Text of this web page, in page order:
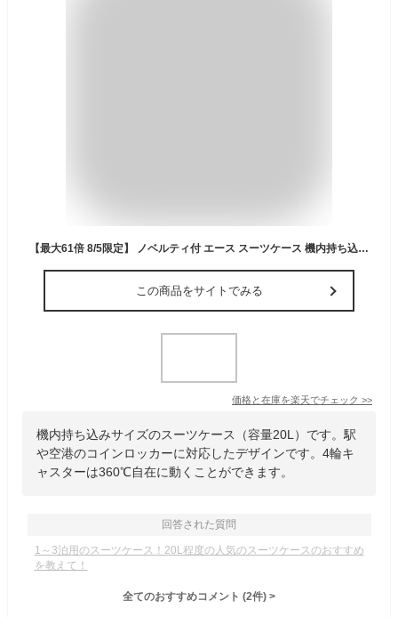
【最大61倍 8/5限定】 ノベルティ付 エース スーツケース 機内持ち込み ACE キャリーケース 軽量 小型 コインロッカー SS SSサイズ 1泊 ビジネス 出張 旅行 TSロック 四輪 双輪 メンズ レディース ファスナータイプ 20L クレスタ 06314 acego
この商品をサイトでみる
価格と在庫を楽天でチェック >>
機内持ち込みサイズのスーツケース（容量20L）です。駅
や空港のコインロッカーに対応したデザインです。4輪キ
ャスターは360℃自在に動くことができます。
回答された質問
1～3泊用のスーツケース！20L程度の人気のスーツケースのおすすめ
を教えて！
全てのおすすめコメント (2件) >